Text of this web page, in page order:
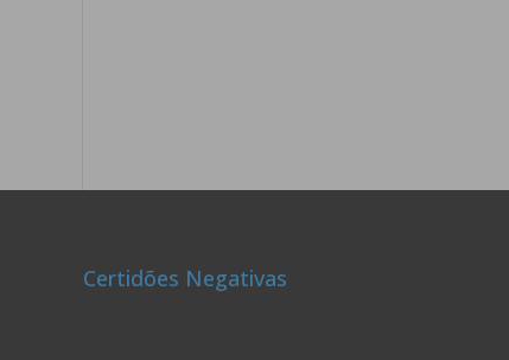
Certidões Negativas